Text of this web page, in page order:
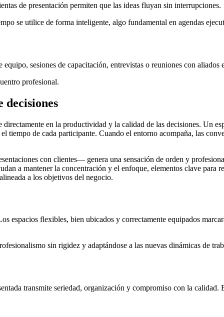
de presentación permiten que las ideas fluyan sin interrupciones.
se utilice de forma inteligente, algo fundamental en agendas
sesiones de capacitación, entrevistas o reuniones con aliados
profesional.
decisiones
en la productividad y la calidad de las decisiones. Un
de cada participante. Cuando el entorno acompaña, las
con clientes— genera una sensación de orden y
a mantener la concentración y el enfoque, elementos clave para
a los objetivos del negocio.
espacios flexibles, bien ubicados y correctamente equipados
sin rigidez y adaptándose a las nuevas dinámicas de
transmite seriedad, organización y compromiso con la calidad.